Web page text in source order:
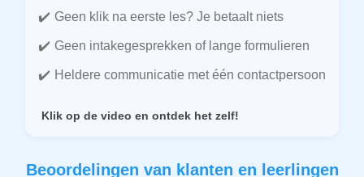
Geen klik na eerste les? Je betaalt niets
Geen intakegesprekken of lange formulieren
Heldere communicatie met één contactpersoon
Klik op de video en ontdek het zelf!
Beoordelingen van klanten en leerlingen